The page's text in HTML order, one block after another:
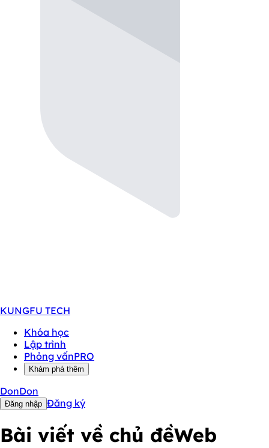
KUNGFU TECH
Khóa học
Lập trình
Phỏng vấnPRO
Khám phá thêm
DonDon
Đăng nhập Đăng ký
Bài viết về chủ đềWeb